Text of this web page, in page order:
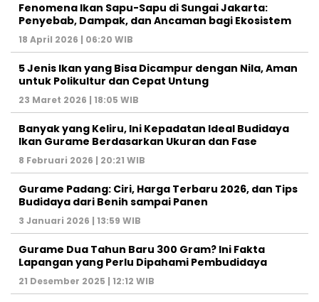
Fenomena Ikan Sapu-Sapu di Sungai Jakarta:
Penyebab, Dampak, dan Ancaman bagi Ekosistem
18 April 2026 | 06:20 WIB
5 Jenis Ikan yang Bisa Dicampur dengan Nila, Aman
untuk Polikultur dan Cepat Untung
23 Maret 2026 | 18:05 WIB
Banyak yang Keliru, Ini Kepadatan Ideal Budidaya
Ikan Gurame Berdasarkan Ukuran dan Fase
8 Februari 2026 | 20:21 WIB
Gurame Padang: Ciri, Harga Terbaru 2026, dan Tips
Budidaya dari Benih sampai Panen
3 Januari 2026 | 13:59 WIB
Gurame Dua Tahun Baru 300 Gram? Ini Fakta
Lapangan yang Perlu Dipahami Pembudidaya
21 Desember 2025 | 12:12 WIB